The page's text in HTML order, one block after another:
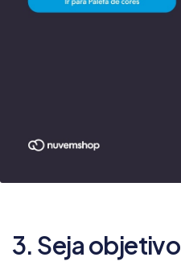
3. Seja objetivo